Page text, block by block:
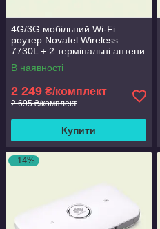
4G/3G мобільний Wi-Fi
роутер Novatel Wireless
7730L + 2 термінальні антени
3 Дб
В наявності
2 249 ₴/комплект
2 695 ₴/комплект
Купити
–14%